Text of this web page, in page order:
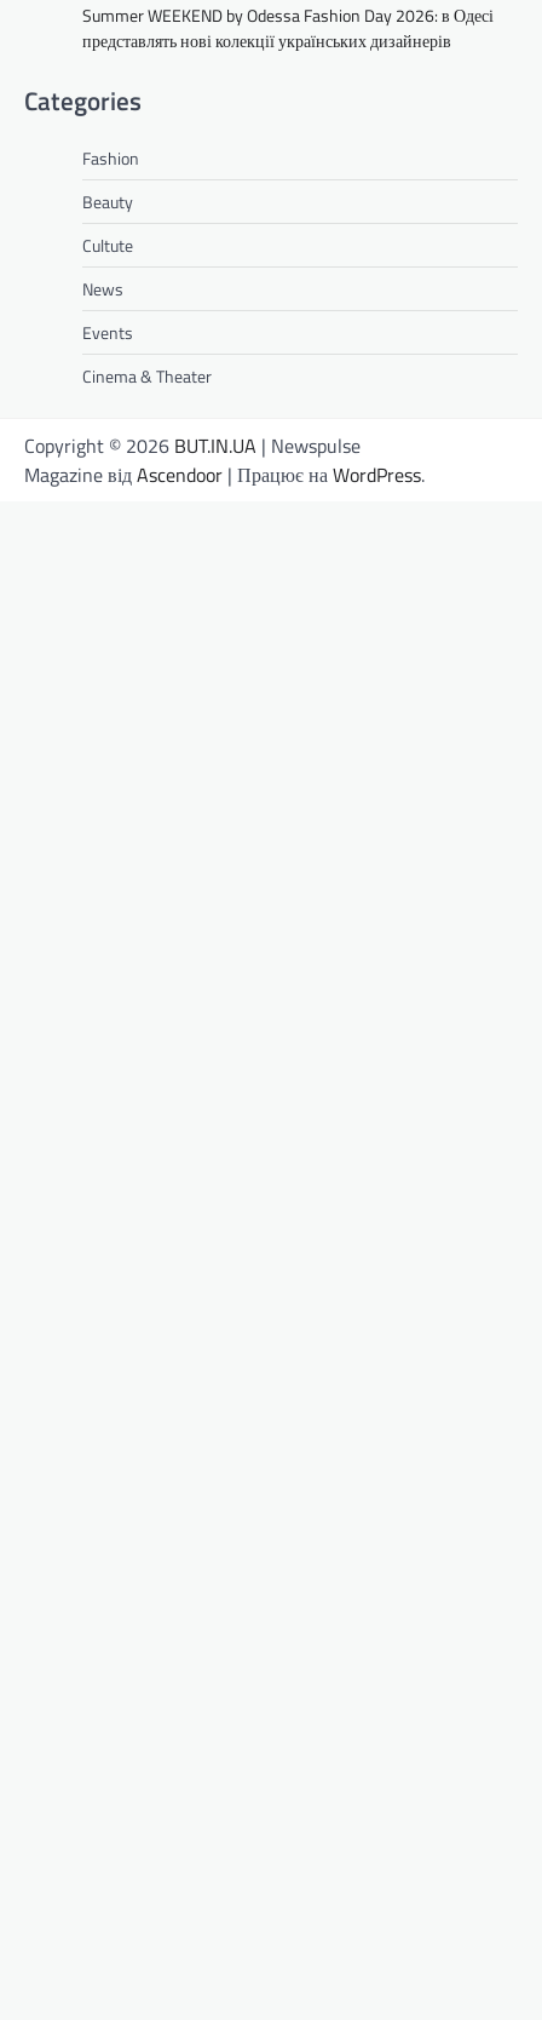
Summer WEEKEND by Odessa Fashion Day 2026: в Одесі
представлять нові колекції українських дизайнерів
Categories
Fashion
Beauty
Cultute
News
Events
Cinema & Theater
Copyright © 2026 BUT.IN.UA | Newspulse
Magazine відAscendoor | Працює наWordPress.